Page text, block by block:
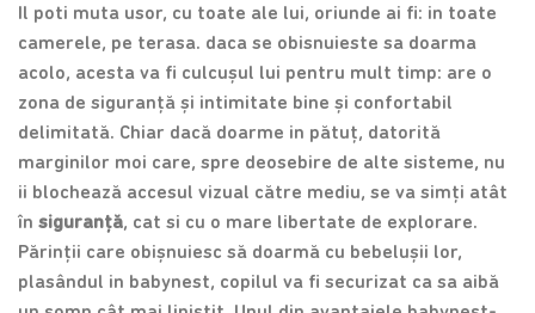
Il poti muta usor, cu toate ale lui, oriunde ai fi: in toate
camerele, pe terasa. daca se obisnuieste sa doarma
acolo, acesta va fi culcușul lui pentru mult timp: are o
zona de siguranță și intimitate bine și confortabil
delimitată. Chiar dacă doarme in pătuț, datorită
marginilor moi care, spre deosebire de alte sisteme, nu
ii blochează accesul vizual către mediu, se va simți atât
în siguranță, cat si cu o mare libertate de explorare.
Părinții care obișnuiesc să doarmă cu bebelușii lor,
plasândul in babynest, copilul va fi securizat ca sa aibă